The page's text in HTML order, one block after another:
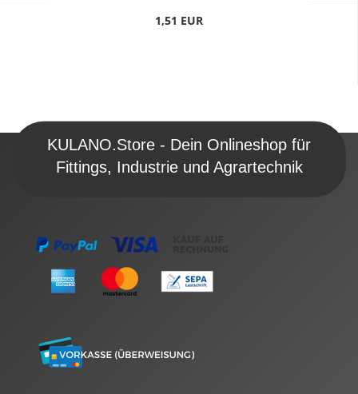
1,51 EUR
KULANO.Store - Dein Onlineshop für
Fittings, Industrie und Agrartechnik